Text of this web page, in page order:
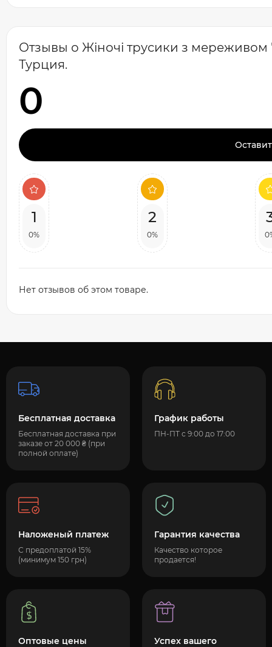
Отзывы о Жіночі трусики з мереживом
Турция.
0
1
0%
2
0%
Нет отзывов об этом товаре.
Бесплатная доставка
Бесплатная доставка при
заказе от 20 000 ₴ (при
полной оплате)
График работы
ПН-ПТ с 9:00 до 17:00
Наложеный платеж
С предоплатой 15%
(минимум 150 грн)
Гарантия качества
Качество которое
продается!
Оптовые цены
Успех вашего